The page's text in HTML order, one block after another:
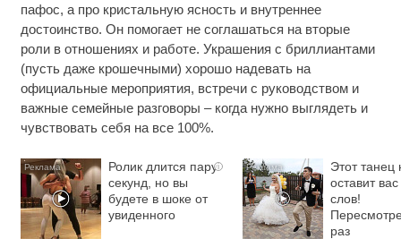
пафос, а про кристальную ясность и внутреннее
достоинство. Он помогает не соглашаться на вторые
роли в отношениях и работе. Украшения с бриллиантами
(пусть даже крошечными) хорошо надевать на
официальные мероприятия, встречи с руководством и
важные семейные разговоры – когда нужно выглядеть и
чувствовать себя на все 100%.
i
Ролик длится пару
секунд, но вы
будете в шоке от
увиденного
Этот танец
оставит вас
слов!
раз